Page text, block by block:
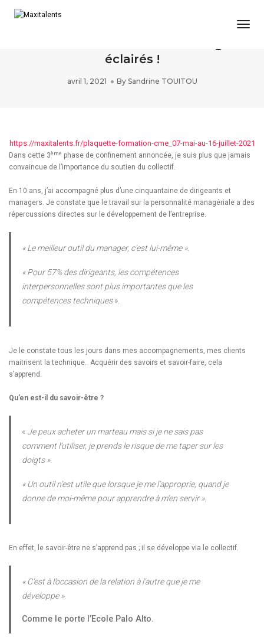
éclairés !
avril 1, 2021 By Sandrine TOUITOU
https://maxitalents.fr/plaquette-formation-cme_07-mai-au-16-juillet-2021
Dans cette 3ème phase de confinement annoncée, je suis plus que jamais
convaincue de l’importance du soutien du collectif.
En 10 ans, j’ai accompagné plus d’une cinquantaine de dirigeants et
managers. Je constate que le travail sur la personnalité managériale a des
répercussions directes sur le développement de l’entreprise.
« Le meilleur outil du manager, c’est lui-même ».
« Pour 57% des dirigeants, les compétences
interpersonnelles sont plus importantes que les
compétences techniques».
Je le constate tous les jours dans mes accompagnements, mes clients
maitrisent la technique. Acquérir des savoirs et savoir-faire, cela
s’apprend.
Qu’en est-il du savoir-être ?
« Je peux acheter un marteau mais si je ne sais pas
comment l’utiliser, je prends le risque de me taper sur les
doigts ».
« Un outil n’est utile que lorsque je me l’approprie, quand je
donne de moi-même pour apprendre à m’en servir ».
En effet, le savoir-être ne s’apprend pas ; il se développe via le collectif.
« C’est à l’occasion de la relation à l’autre que je me
développe ».
Comme le porte l’Ecole Palo Alto.